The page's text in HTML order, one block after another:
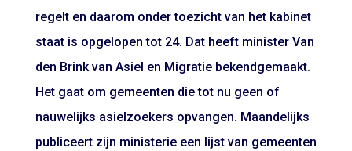
regelt en daarom onder toezicht van het kabinet
staat is opgelopen tot 24. Dat heeft minister Van
den Brink van Asiel en Migratie bekendgemaakt.
Het gaat om gemeenten die tot nu geen of
nauwelijks asielzoekers opvangen. Maandelijks
publiceert zijn ministerie een lijst van gemeenten